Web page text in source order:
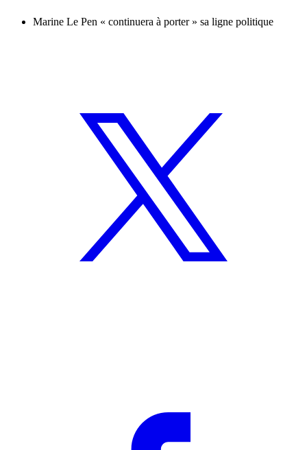
Marine Le Pen « continuera à porter » sa ligne politique